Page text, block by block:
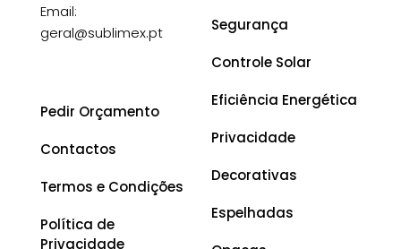
Email:
geral@sublimex.pt
Pedir Orçamento
Contactos
Termos e Condições
Política de
Privacidade
Segurança
Controle Solar
Eficiência Energética
Privacidade
Decorativas
Espelhadas